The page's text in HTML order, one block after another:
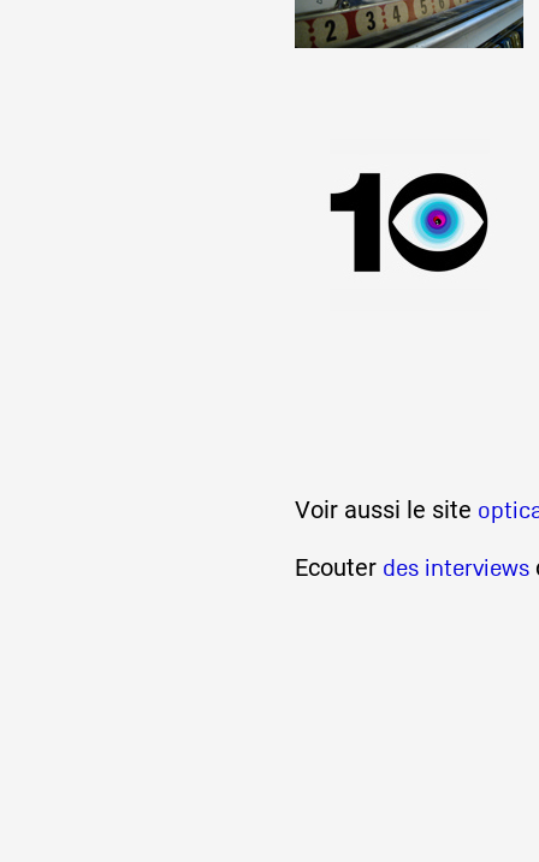
Voir aussi le site
Ecouter des interviews